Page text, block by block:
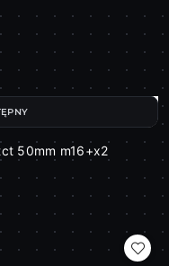
50mm m16+x2